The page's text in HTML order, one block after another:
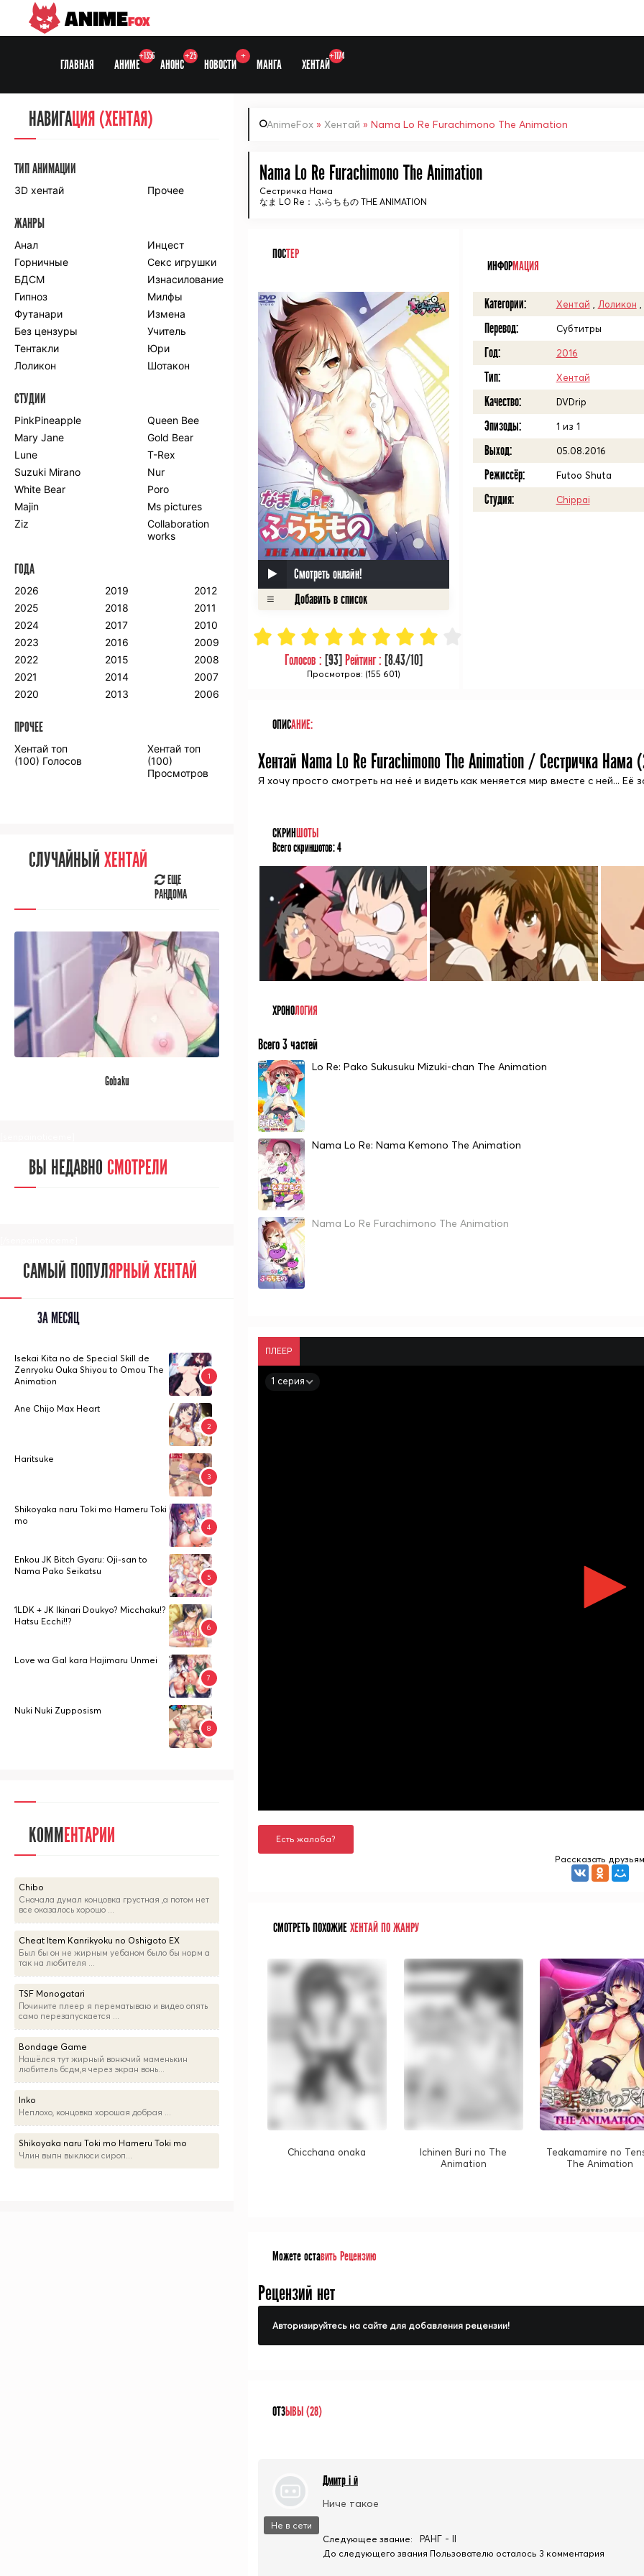
ANIMEFOX
ГЛАВНАЯ АНИМЕ
+1356
АНОНС
+25
НОВОСТИ
+
МАНГА ХЕНТАЙ
+1174
AnimeFox » Хентай » Nama Lo Re Furachimono The Animation
Nama Lo Re Furachimono The Animation
Сестричка Нама
なま LO Re： ふらちもの THE ANIMATION
ПОСТЕР
Смотреть онлайн!
Голосов : [93] Рейтинг : [8.43/10]
Просмотров: (155 601)
ИНФОРМАЦИЯ
Категории: Хентай Лоликон
Перевод: Субтитры
Год: 2016
Тип: Хентай
Качество: DVDrip
Эпизоды: 1 из 1
Выход: 05.08.2016
Режиссёр: Futoo Shuta
Студия: Chippai
ОПИСАНИЕ:
Хентай Nama Lo Re Furachimono The Animation / Сестричка Нама (
Я хочу просто смотреть на неё и видеть как меняется мир вместе с ней...
СКРИНШОТЫ
Всего скриншотов:4
ХРОНОЛОГИЯ
Всего 3 частей
Lo Re: Pako Sukusuku Mizuki-chan The Animation
Nama Lo Re: Nama Kemono The Animation
Nama Lo Re Furachimono The Animation
ПЛЕЕР
1 серия
Есть жалоба?
Рассказать друзьям
СМОТРЕТЬ ПОХОЖИЕХЕНТАЙ ПО ЖАНРУ
Chicchana onaka
Ichinen Buri no The
Animation
Teakamamire no
The Animation
Можете оставить Рецензию
Рецензий нет
Авторизируйтесь на сайте для добавления рецензии!
ОТЗЫВЫ (28)
Не в сети
Дмитр i й
Ниче такое
Следующее звание: РАНГ - II
До следующего звания Пользователю осталось 3 комментария
НАВИГАЦИЯ
СЕЗОНЫ
Anidub
Animedia
Kansai studio
Onibaku
Shiza project
ПО ЖАНРАМ
Комедия
Приключения
Романтика
Школа
Этти
Боевые
искусства
Гарем
Драма
Игры
Исторический
Магия
Фантастика
Фэнтези
Мистика
Попаданцы в
другой мир
Хентай
ПО ГОДУ
2023
2022
2021
2020
2019
2018
2017
2016
2013
2012
2011
2010
2009
2008
2005
2004
2003
2002
2001
2000
ПРОЧЕЕ
Аниме фильмы Аниме OVA
СЛУЧАЙНОЕ АНИМЕ
РАНДОМА
ВЫ НЕДАВНО СМОТРЕЛИ
[/senpainoticeme]
САМЫЙ ПОПУЛЯРНЫЙ АНИМЕ
НАВИГАЦИЯ (ХЕНТАЯ)
ТИП АНИМАЦИИ
3D хентай Прочее
ЖАНРЫ
Анал
Инцест
Горничные
Секс игрушки
БДСМ
Изнасилование
Гипноз
Милфы
Футанари
Измена
Без цензуры
Учитель
Тентакли
Юри
Лоликон
Шотакон
СТУДИИ
PinkPineapple
Queen Bee
Mary Jane
Gold Bear
Lune
T-Rex
Suzuki Mirano
Nur
White Bear
Poro
Majin
Ms pictures
Ziz
Collaboration
works
ГОДА
2026
2025
2024
2023
2022
2021
2020
2019
2018
2017
2016
2015
2014
2013
2012
2011
2010
2009
2008
2007
2006
ПРОЧЕЕ
Хентай топ
(100) Голосов
Хентай топ
(100)
Просмотров
СЛУЧАЙНЫЙ ХЕНТАЙ
ЕЩЕ
РАНДОМА
Gobaku
ВЫ НЕДАВНО СМОТРЕЛИ
САМЫЙ ПОПУЛЯРНЫЙ ХЕНТАЙ
ЗА МЕСЯЦ
Isekai Kita no de Special Skill de
Zenryoku Ouka Shiyou to Omou The
Animation
Ane Chijo Max Heart
Haritsuke
Shikoyaka naru Toki mo Hameru Toki
mo
Enkou JK Bitch Gyaru: Oji-san to
Nama Pako Seikatsu
1LDK + JK Ikinari Doukyo? Micchaku!?
Hatsu Ecchi!!?
Love wa Gal kara Hajimaru Unmei
Nuki Nuki Zupposism
КОММЕНТАРИИ
Chibo
Сначала думал концовка грустная ,а потом нет
все оказалось хорошо ...
Cheat Item Kanrikyoku no Oshigoto EX
Был бы он не жирным уебаном было бы норм а
так на любителя ...
TSF Monogatari
Почините плеер я перематываю и видео опять
само перезапускается ...
Bondage Game
Нашёлся тут жирный вонючий маменькин
любитель бсдм,я через экран вонь...
Inko
Неплохо, концовка хорошая добрая ...
Shikoyaka naru Toki mo Hameru Toki mo
Члин выпн выклюси сироп...